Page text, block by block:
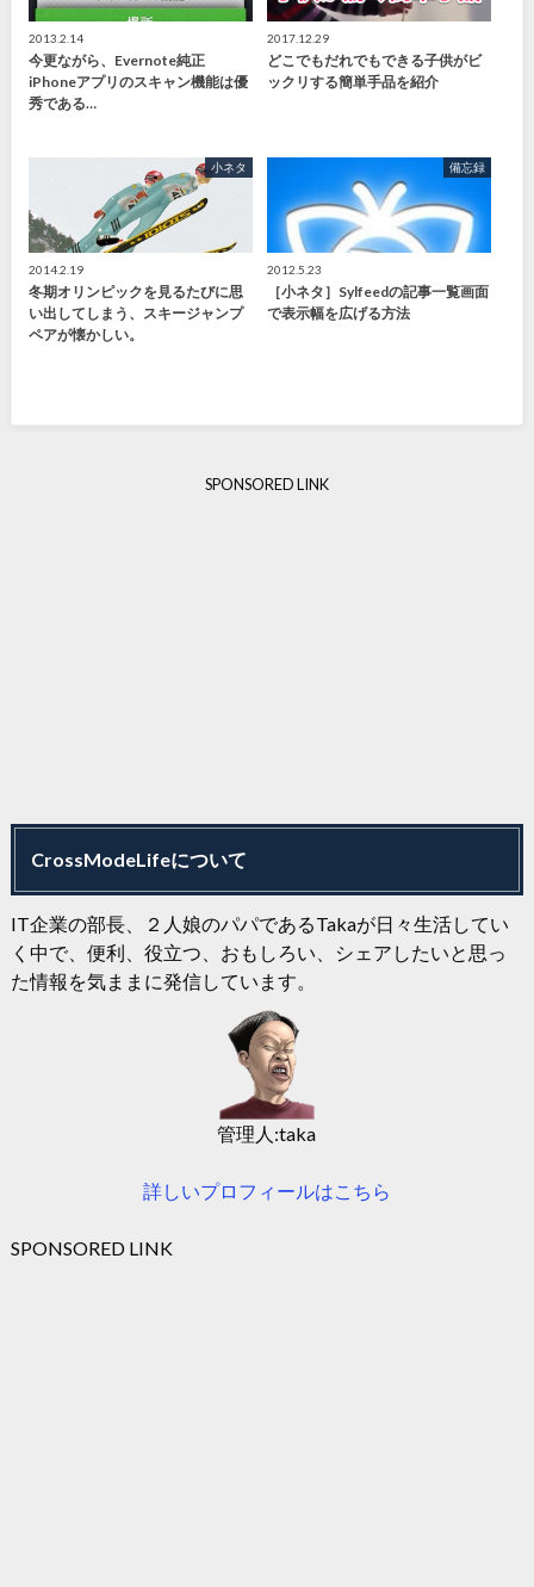
2013.2.14
今更ながら、Evernote純正
iPhoneアプリのスキャン機能は優
秀である…
2017.12.29
どこでもだれでもできる子供がビ
ックリする簡単手品を紹介
小ネタ
2014.2.19
冬期オリンピックを見るたびに思
い出してしまう、スキージャンプ
ペアが懐かしい。
備忘録
2012.5.23
［小ネタ］Sylfeedの記事一覧画面
で表示幅を広げる方法
SPONSORED LINK
CrossModeLifeについて
IT企業の部長、２人娘のパパであるTakaが日々生活してい
く中で、便利、役立つ、おもしろい、シェアしたいと思っ
た情報を気ままに発信しています。
管理人:taka
詳しいプロフィールはこちら
SPONSORED LINK